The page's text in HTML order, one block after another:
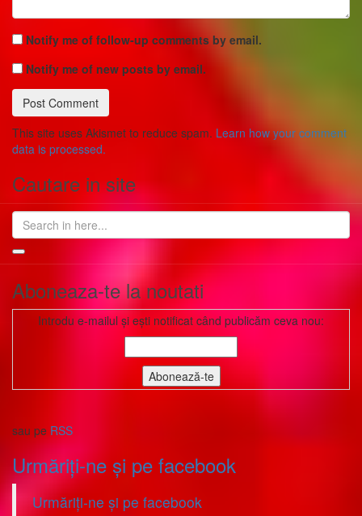
Notify me of follow-up comments by email.
Notify me of new posts by email.
This site uses Akismet to reduce spam. Learn how your comment
data is processed.
Cautare in site
Search
for:
Aboneaza-te la noutati
Introdu e-mailul și ești notificat când publicăm ceva nou:
sau pe RSS
Urmăriți-ne și pe facebook
Urmăriți-ne și pe facebook